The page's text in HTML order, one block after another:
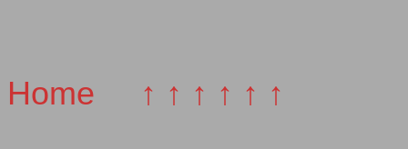
Home ↑ ↑ ↑ ↑ ↑ ↑